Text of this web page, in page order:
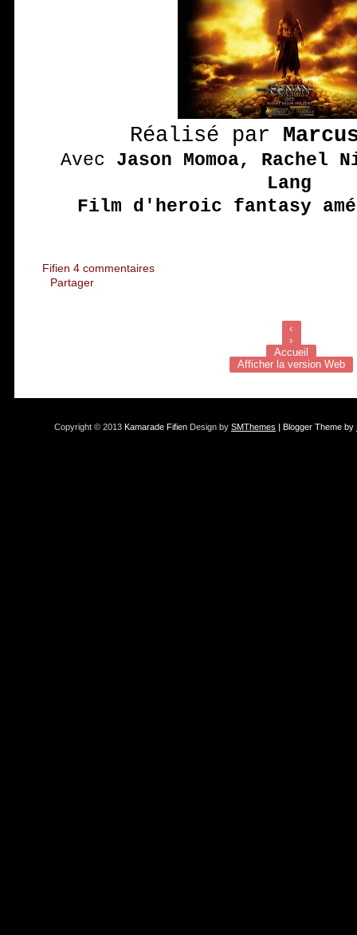
Réalisé par
Avec Jason Momoa, Rachel
Lang
Film d'heroic fantasy
Fifien 4 commentaires
Partager
‹
›
Accueil
Afficher la version Web
Copyright © 2013 Kamarade Fifien Design by SMThemes | Blogger Theme by